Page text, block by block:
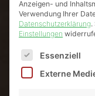
Anzeigen- und
Verwendung Ihrer
Datenschutzerklärung.
Einstellungen
Es folgt eine
Essenziell
Externe